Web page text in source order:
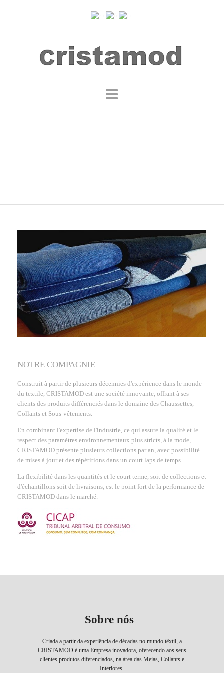
NOTRE COMPAGNIE
Construit à partir de plusieurs décennies d'expérience dans le monde
du textile, CRISTAMOD est une société innovante, offrant à ses
clients des produits différenciés dans le domaine des Chaussettes,
Collants et Sous-vêtements.
En combinant l'expertise de l'industrie, ce qui assure la qualité et le
respect des paramètres environnementaux plus stricts, à la mode,
CRISTAMOD présente plusieurs collections par an, avec possibilité
de mises à jour et des répétitions dans un court laps de temps.
La flexibilité dans les quantités et le court terme, soit de collections et
d'échantillons soit de livraisons, est le point fort de la performance de
CRISTAMOD dans le marché.
Sobre nós
Criada a partir da experiência de décadas no mundo têxtil, a
CRISTAMOD é uma Empresa inovadora, oferecendo aos seus
clientes produtos diferenciados, na área das Meias, Collants e
Interiores.